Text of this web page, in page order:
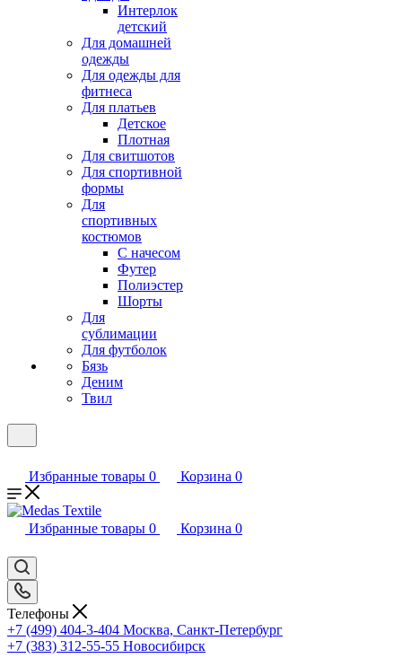
Интерлок
детский
Для домашней
одежды
Для одежды для
фитнеса
Для платьев
Детское
Плотная
Для свитшотов
Для спортивной
формы
Для
спортивных
костюмов
С начесом
Футер
Полиэстер
Шорты
Для
сублимации
Для футболок
Бязь
Деним
Твил
Избранные товары 0 Корзина 0
Избранные товары 0 Корзина 0
Телефоны
+7 (499) 404-3-404 Москва, Санкт-Петербург
+7 (383) 312-55-55 Новосибирск